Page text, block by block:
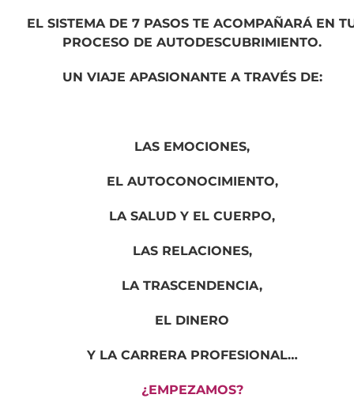
EL SISTEMA DE 7 PASOS TE ACOMPAÑARÁ EN
PROCESO DE AUTODESCUBRIMIENTO.
UN VIAJE APASIONANTE A TRAVÉS DE:
LAS EMOCIONES,
EL AUTOCONOCIMIENTO,
LA SALUD Y EL CUERPO,
LAS RELACIONES,
LA TRASCENDENCIA,
EL DINERO
Y LA CARRERA PROFESIONAL…
¿EMPEZAMOS?